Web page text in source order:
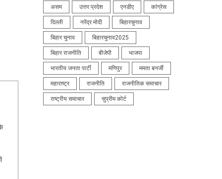
असम उत्तर प्रदेश एनडीए कांग्रेस
दिल्ली नरेंद्र मोदी बिहारचुनाव
बिहार चुनाव बिहारचुनाव2025
बिहार राजनीति बीजेपी भाजपा
भारतीय जनता पार्टी मणिपुर ममता बनर्जी
महाराष्ट्र राजनीति राजनीतिक समाचार
राष्ट्रीय समाचार सुप्रीम कोर्ट